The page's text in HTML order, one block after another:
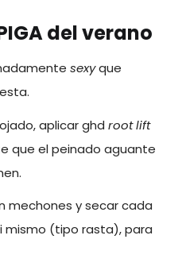
del verano
sexyque
aplicar ghd root lift
que el peinado aguante
mechones y secar cada
mismo (tipo rasta), para